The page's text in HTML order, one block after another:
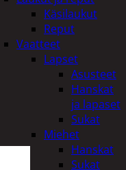
Käsilaukut
Reput
Vaatteet
Lapset
Asusteet
Hanskat
ja lapaset
Sukat
Miehet
Hanskat
Sukat